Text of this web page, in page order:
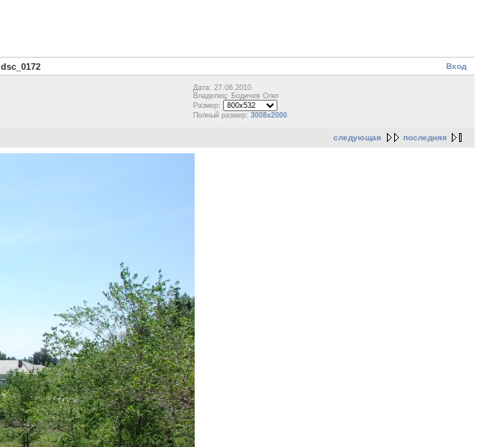
Вход
dsc_0172
Дата: 27.06.2010
Владелец: Бодичев Олег
Размер:
Полный размер: 3008x2000
следующая последняя